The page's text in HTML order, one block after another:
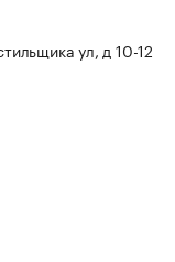
ул, д 10-12